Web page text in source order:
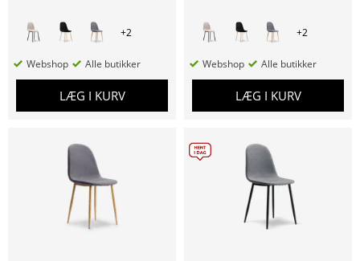
+2
Webshop Alle butikker
LÆG I KURV
+2
Webshop Alle butikker
LÆG I KURV